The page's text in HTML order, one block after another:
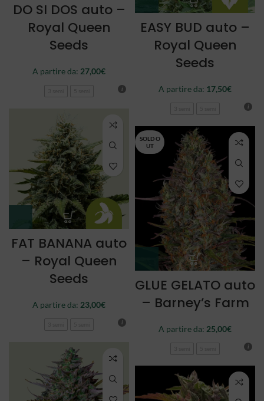
DO SI DOS auto –
Royal Queen
Seeds
A partire da: 27,00€
EASY BUD auto –
Royal Queen
Seeds
A partire da: 17,50€
FAT BANANA auto
– Royal Queen
Seeds
A partire da: 23,00€
SOLD O
UT
GLUE GELATO auto
– Barney’s Farm
A partire da: 25,00€